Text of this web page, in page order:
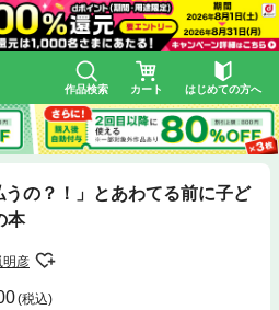
作品検索 カート はじめての方へ
うの？！」とあわてる前に子ど
本
明彦
(税込)